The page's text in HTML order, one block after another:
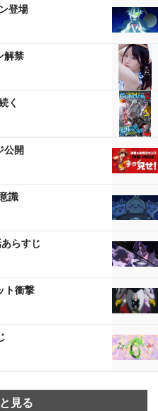
登場
解禁
く
公開
識
らすじ
ト衝撃
見る